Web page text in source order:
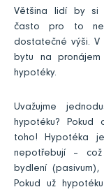
Většina lidí by si
často pro to
dostatečné výši. V
bytu na
hypotéky.
Uvažujme
hypotéku?
toho! Hypotéka
nepotřebují –
bydlení
Pokud už